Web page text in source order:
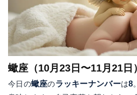
蠍座（10月23日〜11月21日）
今日の蠍座のラッキーナンバーは8